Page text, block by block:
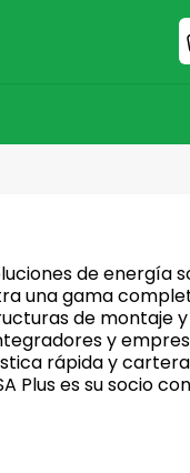
de energía
una gama
de montaje
y
rápida y
Plus es su socio